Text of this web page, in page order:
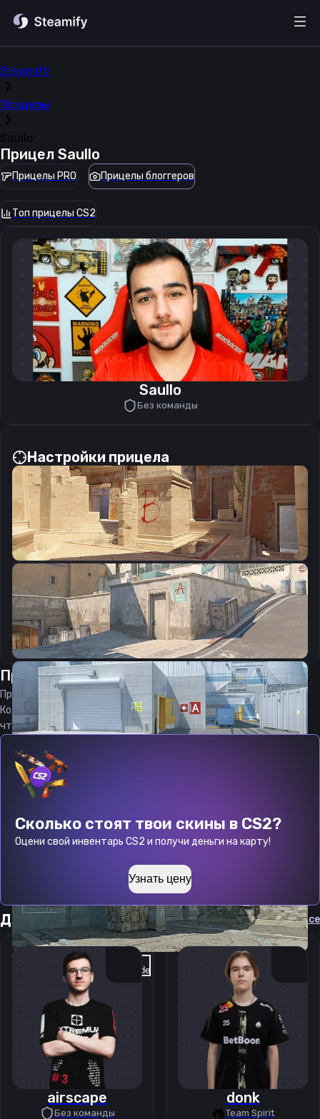
Steamify
Прицелы
Saullo
Прицел Saullo
Прицелы PRO Прицелы блоггеров
Топ прицелы CS2
Saullo
Без команды
Настройки прицела
Previous slide Next slide
CSGO-Rxhrt-4h7Xj-J7Yv2-Os4Pi-pL3ED
Скопировать
ПрицелСауллоот 07.08.2026
Прицел Saullo является актуальным на
07.08.2026
Код прицела
CS 2 стараемся еженедельно обновлять,
чтобы вы могли играть с актуальными настройками игрока.
Сколько стоят твои скины в CS2?
Оцени свой инвентарь CS2 и получи деньги на карту!
Узнать цену
Другие прицелы Cмотреть все
airscape
Без команды
donk
Team Spirit